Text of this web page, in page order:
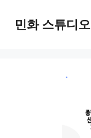
민화 스튜디오